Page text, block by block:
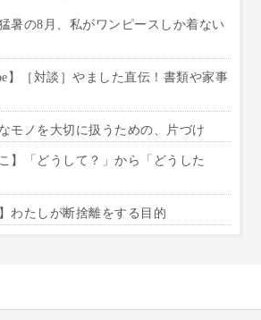
暑の8月、私がワンピースしか着ない
】［対談］やました直伝！書類や家事
モノを大切に扱うための、片づけ
】「どうして？」から「どうした
わたしが断捨離をする目的